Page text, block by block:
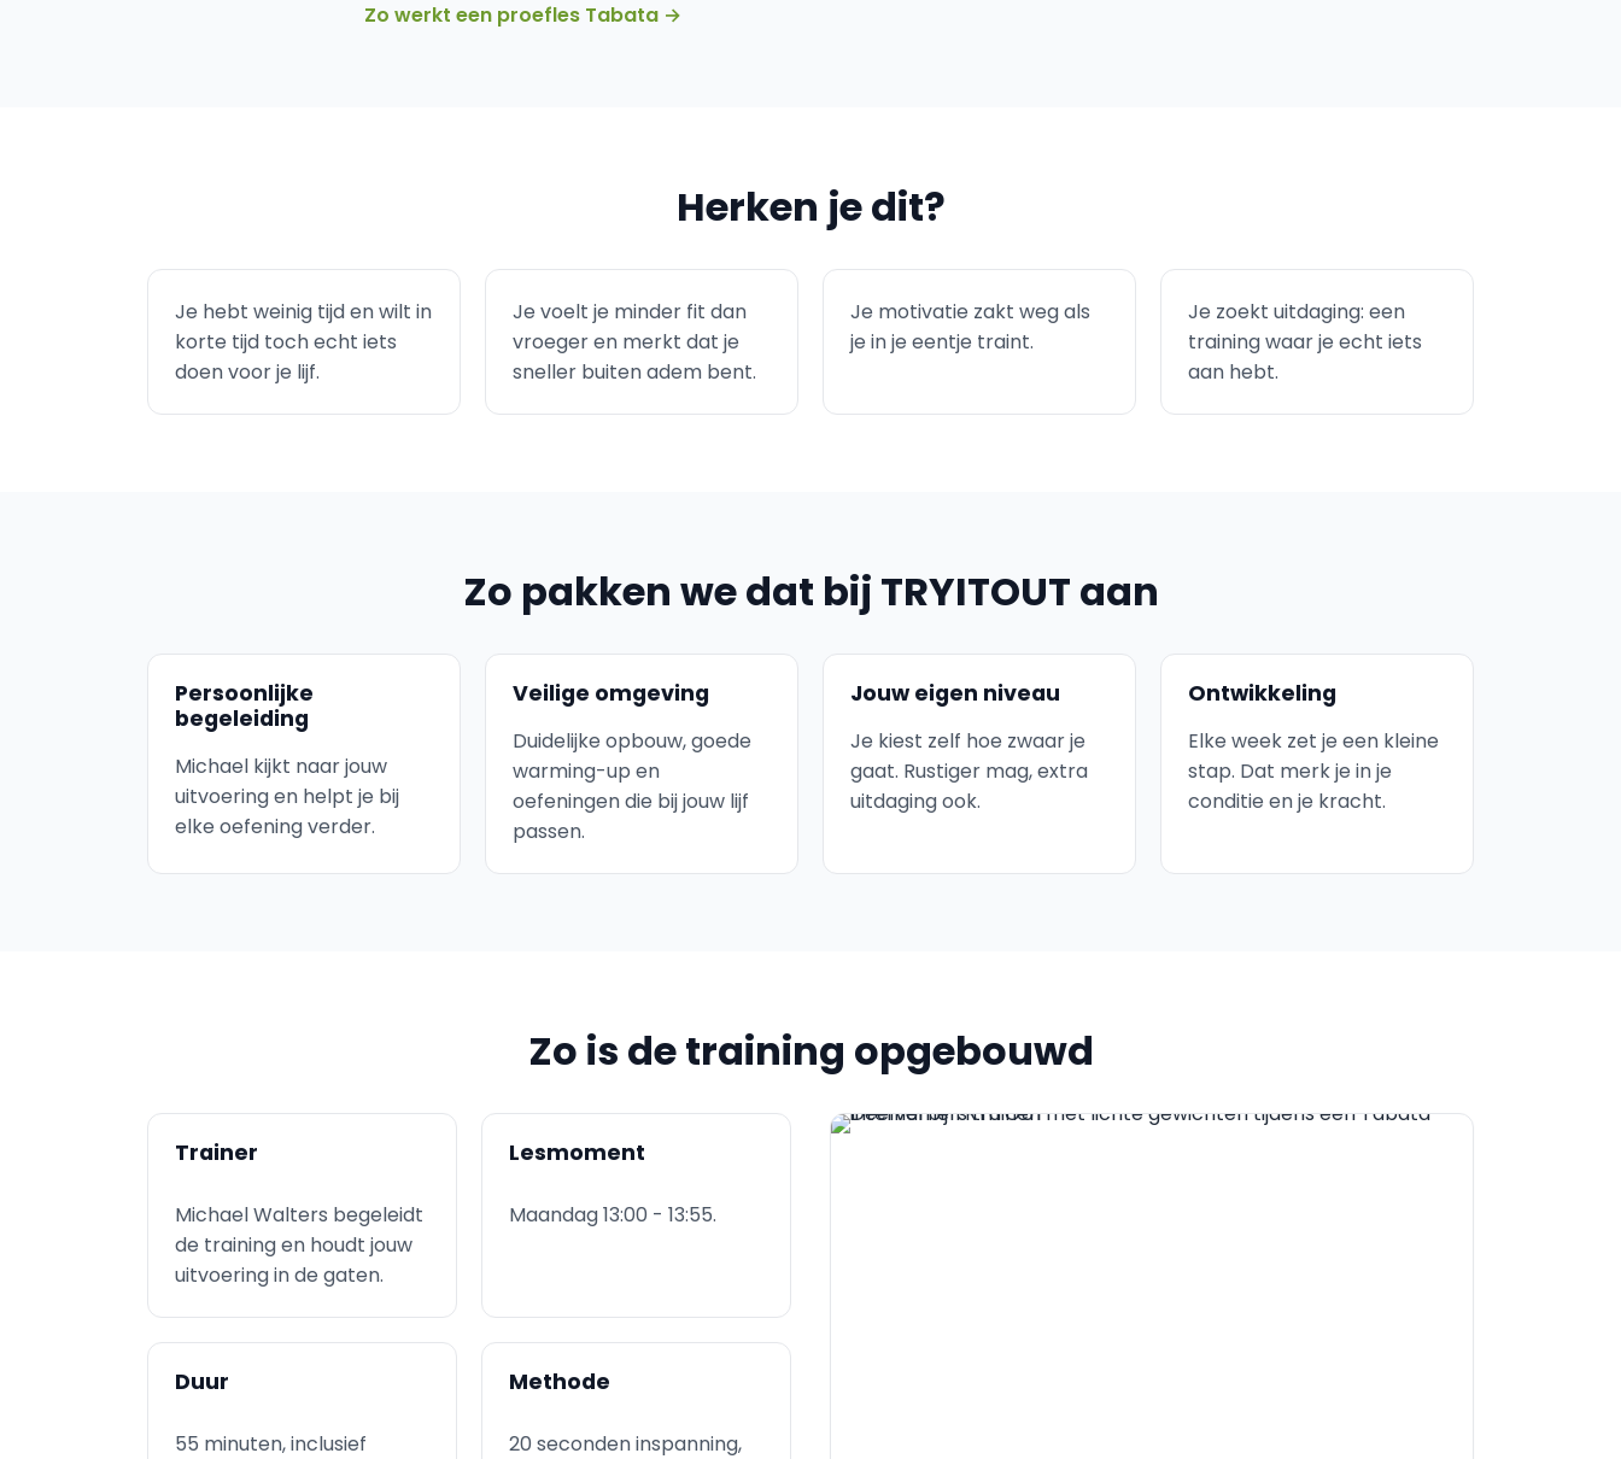
Zo werkt een proefles Tabata →
Herken je dit?
Je hebt weinig tijd en wilt in
korte tijd toch echt iets
doen voor je lijf.
Je voelt je minder fit dan
vroeger en merkt dat je
sneller buiten adem bent.
Je motivatie zakt weg als
je in je eentje traint.
Je zoekt uitdaging: een
training waar je echt iets
aan hebt.
Zo pakken we dat bij TRYITOUT aan
Persoonlijke
begeleiding
Michael kijkt naar jouw
uitvoering en helpt je bij
elke oefening verder.
Veilige omgeving
Duidelijke opbouw, goede
warming-up en
oefeningen die bij jouw lijf
passen.
Jouw eigen niveau
Je kiest zelf hoe zwaar je
gaat. Rustiger mag, extra
uitdaging ook.
Ontwikkeling
Elke week zet je een kleine
stap. Dat merk je in je
conditie en je kracht.
Zo is de training opgebouwd
Trainer
Michael Walters begeleidt
de training en houdt jouw
uitvoering in de gaten.
Lesmoment
Maandag 13:00 - 13:55.
Duur
55 minuten, inclusief
Methode
20 seconden inspanning,